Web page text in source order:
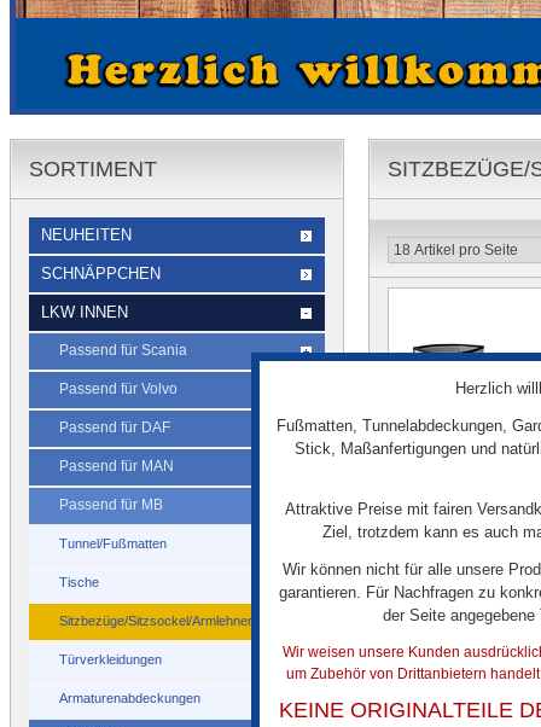
SITZBEZÜGE/
Sitzsockel PAAR
Beifahrer
Dromader
Drittanbieter,
Herstellers
SORTIMENT
NEUHEITEN
SCHNÄPPCHEN
LKW INNEN
Passend für Scania
Passend für Volvo
Passend für DAF
Passend für MAN
Passend für MB
Tunnel/Fußmatten
Tische
Sitzbezüge/Sitzsockel/Armlehnenüberzug
Türverkleidungen
Armaturenabdeckungen
Herzlich
Fußmatten, Tunnelabdeckungen,
Stick, Maßanfertigungen und
Attraktive Preise mit fairen
Ziel, trotzdem kann es auch
Wir können nicht für alle unsere
garantieren. Für Nachfragen zu
der Seite
Wir weisen unsere Kunden
um Zubehör von Drittanbietern
KEINE ORIGINALTEILE